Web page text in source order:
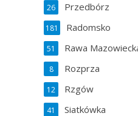
Przedbórz
26
Radomsko
181
Rawa
51
Rozprza
8
Rzgów
12
Siatkówka
41